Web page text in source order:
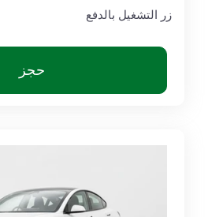
زر التشغيل بالدفع
حجز